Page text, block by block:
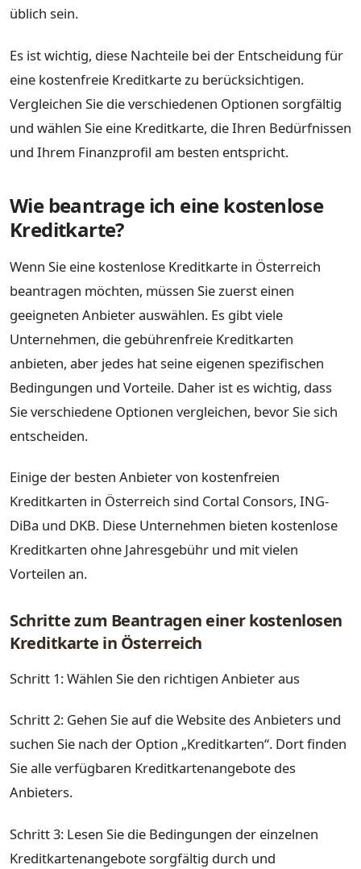
üblich sein.
Es ist wichtig, diese Nachteile bei der Entscheidung für
eine kostenfreie Kreditkarte zu berücksichtigen.
Vergleichen Sie die verschiedenen Optionen sorgfältig
und wählen Sie eine Kreditkarte, die Ihren Bedürfnissen
und Ihrem Finanzprofil am besten entspricht.
Wie beantrage ich eine kostenlose
Kreditkarte?
Wenn Sie eine kostenlose Kreditkarte in Österreich
beantragen möchten, müssen Sie zuerst einen
geeigneten Anbieter auswählen. Es gibt viele
Unternehmen, die gebührenfreie Kreditkarten
anbieten, aber jedes hat seine eigenen spezifischen
Bedingungen und Vorteile. Daher ist es wichtig, dass
Sie verschiedene Optionen vergleichen, bevor Sie sich
entscheiden.
Einige der besten Anbieter von kostenfreien
Kreditkarten in Österreich sind Cortal Consors, ING-
DiBa und DKB. Diese Unternehmen bieten kostenlose
Kreditkarten ohne Jahresgebühr und mit vielen
Vorteilen an.
Schritte zum Beantragen einer kostenlosen
Kreditkarte in Österreich
Schritt 1: Wählen Sie den richtigen Anbieter aus
Schritt 2: Gehen Sie auf die Website des Anbieters und
suchen Sie nach der Option „Kreditkarten“. Dort finden
Sie alle verfügbaren Kreditkartenangebote des
Anbieters.
Schritt 3: Lesen Sie die Bedingungen der einzelnen
Kreditkartenangebote sorgfältig durch und